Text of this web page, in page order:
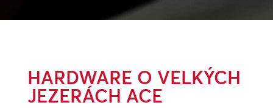
HARDWARE O VELKÝCH
JEZERÁCH ACE